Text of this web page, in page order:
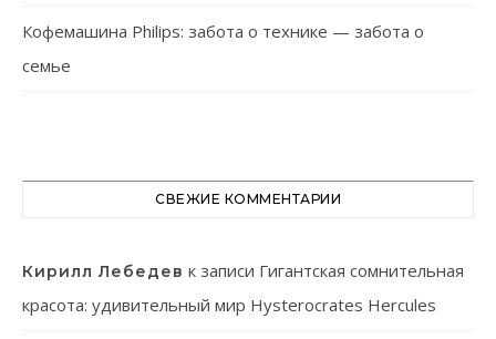
Кофемашина Philips: забота о технике — забота о
семье
СВЕЖИЕ КОММЕНТАРИИ
Кирилл Лебедев к записи Гигантская сомнительная
красота: удивительный мир Hysterocrates Hercules